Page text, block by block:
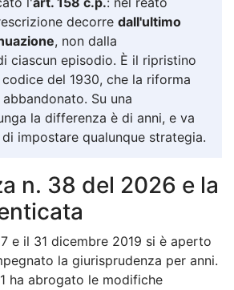
decorre dall'ultimo
, non dalla
ciascun episodio. È il ripristino
del 1930, che la riforma
Su una
la differenza è di anni, e va
impostare qualunque strategia.
n. 38 del 2026 e la
e il 31 dicembre 2019 si è aperto
la giurisprudenza per anni.
ha abrogato le modifiche